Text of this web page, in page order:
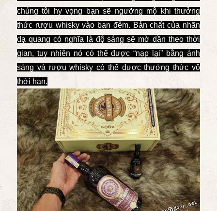
chúng tôi hy vọng bạn sẽ ngưỡng mộ khi thưởng
thức rượu whisky vào ban đêm. Bản chất của nhãn
dạ quang có nghĩa là độ sáng sẽ mờ dần theo thời
gian, tuy nhiên nó có thể được “nạp lại” bằng ánh
sáng và rượu whisky có thể được thưởng thức vô
thời hạn.